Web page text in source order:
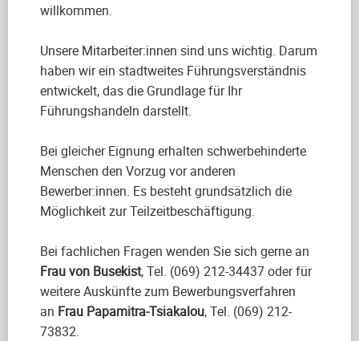
willkommen.
Unsere Mitarbeiter:innen sind uns wichtig. Darum
haben wir ein stadtweites Führungsverständnis
entwickelt, das die Grundlage für Ihr
Führungshandeln darstellt.
Bei gleicher Eignung erhalten schwerbehinderte
Menschen den Vorzug vor anderen
Bewerber:innen. Es besteht grundsätzlich die
Möglichkeit zur Teilzeitbeschäftigung.
Bei fachlichen Fragen wenden Sie sich gerne an
Frau von Busekist, Tel. (069) 212-34437 oder für
weitere Auskünfte zum Bewerbungsverfahren
an Frau Papamitra-Tsiakalou, Tel. (069) 212-
73832.